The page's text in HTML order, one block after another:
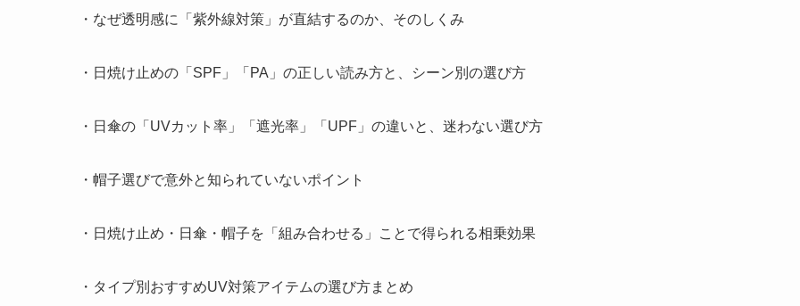
・なぜ透明感に「紫外線対策」が直結するのか、そのしくみ
・日焼け止めの「SPF」「PA」の正しい読み方と、シーン別の選び方
・日傘の「UVカット率」「遮光率」「UPF」の違いと、迷わない選び方
・帽子選びで意外と知られていないポイント
・日焼け止め・日傘・帽子を「組み合わせる」ことで得られる相乗効果
・タイプ別おすすめUV対策アイテムの選び方まとめ